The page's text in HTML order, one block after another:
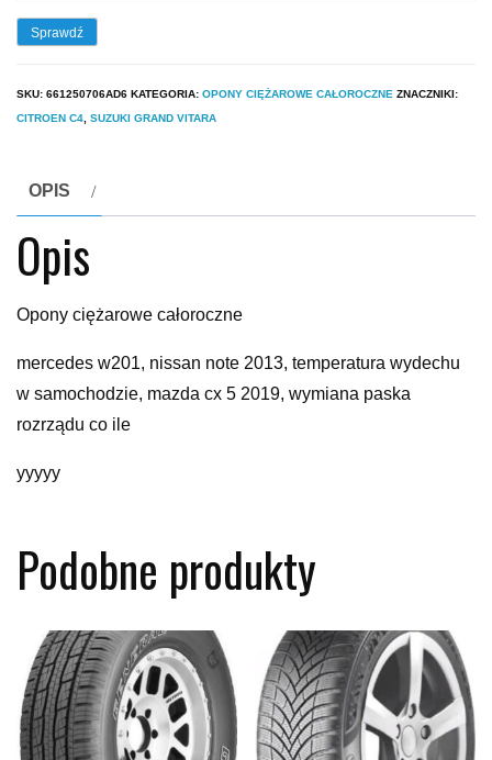
Sprawdź
SKU: 661250706AD6 KATEGORIA: OPONY CIĘŻAROWE CAŁOROCZNE ZNACZNIKI:
CITROEN C4 SUZUKI GRAND VITARA
OPIS
Opis
Opony ciężarowe całoroczne
mercedes w201, nissan note 2013, temperatura wydechu
w samochodzie, mazda cx 5 2019, wymiana paska
rozrządu co ile
yyyyy
Podobne produkty